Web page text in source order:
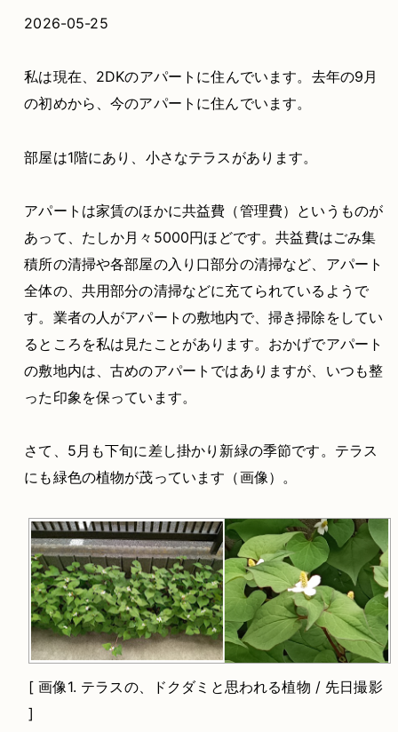
2026-05-25
私は現在、2DKのアパートに住んでいます。去年の9月
の初めから、今のアパートに住んでいます。
部屋は1階にあり、小さなテラスがあります。
アパートは家賃のほかに共益費（管理費）というものが
あって、たしか月々5000円ほどです。共益費はごみ集
積所の清掃や各部屋の入り口部分の清掃など、アパート
全体の、共用部分の清掃などに充てられているようで
す。業者の人がアパートの敷地内で、掃き掃除をしてい
るところを私は見たことがあります。おかげでアパート
の敷地内は、古めのアパートではありますが、いつも整
った印象を保っています。
さて、5月も下旬に差し掛かり新緑の季節です。テラス
にも緑色の植物が茂っています（画像）。
[画像1. テラスの、ドクダミと思われる植物 / 先日撮影
]